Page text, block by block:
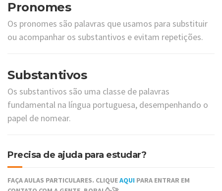
Pronomes
Os pronomes são palavras que usamos para substituir
ou acompanhar os substantivos e evitam repetições.
Substantivos
Os substantivos são uma classe de palavras
fundamental na língua portuguesa, desempenhando o
papel de nomear.
Precisa de ajuda para estudar?
FAÇA AULAS PARTICULARES. CLIQUEAQUI PARA ENTRAR EM